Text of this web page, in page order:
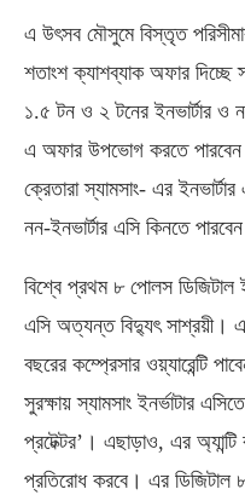
এ উৎসব মৌসুমে বিস্তৃত
শতাংশ ক্যাশব্যাক অফার দিচ্ছে
১.৫ টন ও ২ টনের ইনভার্টার ও
এ অফার উপভোগ করতে পারবেন
ক্রেতারা স্যামসাং- এর
নন-ইনভার্টার এসি কিনতে
বিশ্বে প্রথম ৮ পোলস ডিজিটাল
এসি অত্যন্ত বিদ্যুৎ সাশ্রয়ী। এ
বছরের কম্প্রেসার ওয়্যারেন্টি
সুরক্ষায় স্যামসাং ইনর্ভাটার
প্রটেক্টর’। এছাড়াও, এর
প্রতিরোধ করবে। এর ডিজিটাল ৮